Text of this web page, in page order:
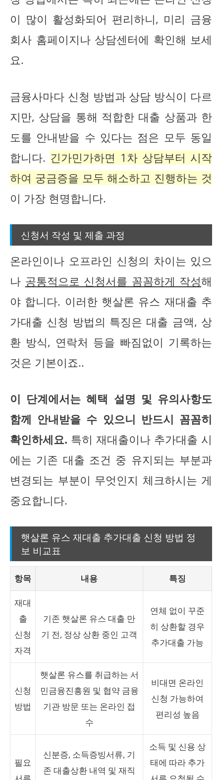
이 많이 활성화되어 편리하니, 미리 금융
회사 홈페이지나 상담센터에 확인해 보세
요.
금융사마다 신청 방법과 상담 방식이 다르
지만, 상담을 통해 적합한 대출 상품과 한
도를 안내받을 수 있다는 점은 모두 동일
합니다. 긴가민가하면 1차 상담부터 시작
하여 궁금증을 모두 해소하고 진행하는 것
이 가장 현명합니다.
신청서 작성 및 제출 과정
온라인이나 오프라인 신청의 차이는 있으
나 공통적으로 신청서를 꼼꼼하게 작성해
야 합니다. 이러한 햇살론 유스 재대출 추
가대출 신청 방법의 특징은 대출 금액, 상
환 방식, 연락처 등을 빠짐없이 기록하는
것은 기본이죠..
이 단계에서는 혜택 설명 및 유의사항도
함께 안내받을 수 있으니 반드시 꼼꼼히
확인하세요. 특히 재대출이나 추가대출 시
에는 기존 대출 조건 중 유지되는 부분과
변경되는 부분이 무엇인지 체크하시는 게
중요합니다.
햇살론 유스 재대출 추가대출 신청 방법 정
보 비교표
항목 내용 특징
재대
출
신청
자격
기존 햇살론 유스 대출 만
기 전, 정상 상환 중인 고객
연체 없이 꾸준
히 상환할 경우
추가대출 가능
신청
방법
햇살론 유스를 취급하는 서
민금융진흥원 및 협약 금융
기관 방문 또는 온라인 접
수
비대면 온라인
신청 가능하여
편리성 높음
필요
신분증, 소득증빙서류, 기
존 대출상환 내역 및 재직
소득 및 신용 상
태에 따라 추가